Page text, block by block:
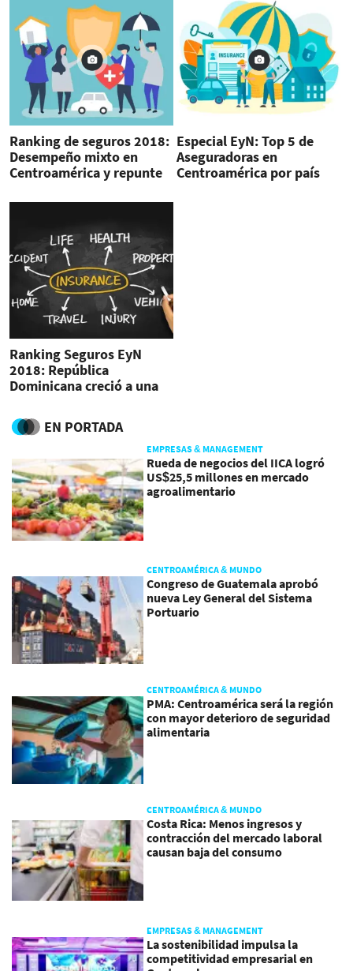
Ranking de seguros 2018:
Desempeño mixto en
Centroamérica y repunte
Especial EyN: Top 5 de
Aseguradoras en
Centroamérica por país
Ranking Seguros EyN
2018: República
Dominicana creció a una
EN PORTADA
EMPRESAS & MANAGEMENT
Rueda de negocios del IICA logró
US$25,5 millones en mercado
agroalimentario
CENTROAMÉRICA & MUNDO
Congreso de Guatemala aprobó
nueva Ley General del Sistema
Portuario
CENTROAMÉRICA & MUNDO
PMA: Centroamérica será la región
con mayor deterioro de seguridad
alimentaria
CENTROAMÉRICA & MUNDO
Costa Rica: Menos ingresos y
contracción del mercado laboral
causan baja del consumo
EMPRESAS & MANAGEMENT
La sostenibilidad impulsa la
competitividad empresarial en